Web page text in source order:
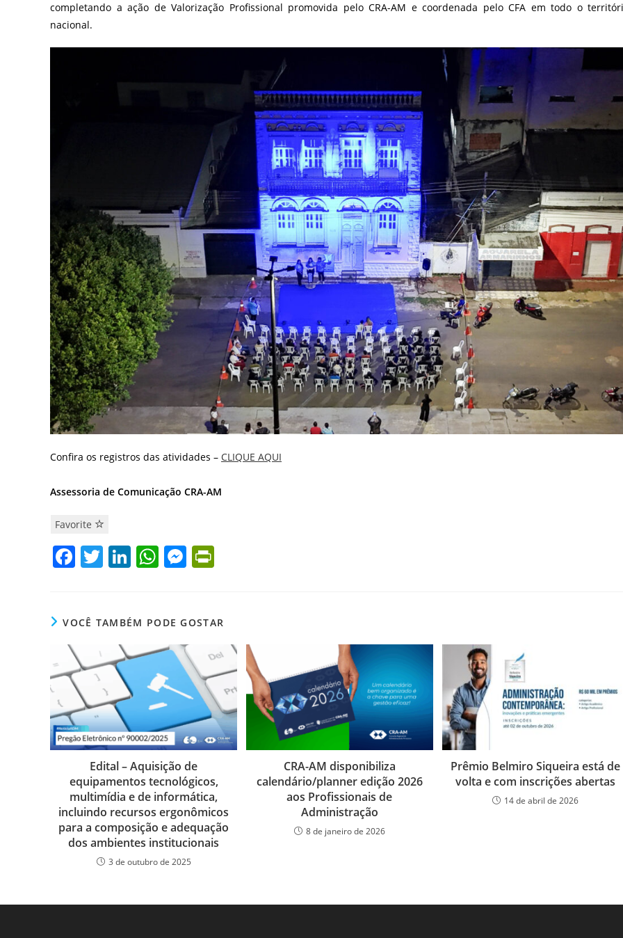
completando a ação de Valorização Profissional promovida pelo CRA-AM e coordenada pelo CFA em todo o
nacional.
Confira os registros das atividades – CLIQUE AQUI
Assessoria de Comunicação CRA-AM
Favorite
F
e
b
o
o
k
T
er
Li
e
dI
n
W
s
A
p
p
M
e
n
g
er
ri
e
n
dl
y
VOCÊ TAMBÉM PODE GOSTAR
Edital – Aquisição de
equipamentos tecnológicos,
multimídia e de informática,
incluindo recursos ergonômicos
para a composição e adequação
dos ambientes institucionais
3 de outubro de 2025
CRA-AM disponibiliza
calendário/planner edição 2026
aos Profissionais de
Administração
8 de janeiro de 2026
Prêmio Belmiro Siqueira está de
volta e com inscrições abertas
14 de abril de 2026